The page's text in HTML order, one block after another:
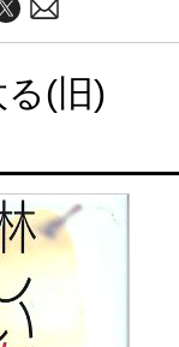
(旧)